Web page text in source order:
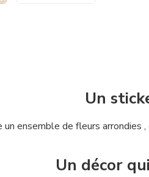
Un
un ensemble de fleurs
Un décor